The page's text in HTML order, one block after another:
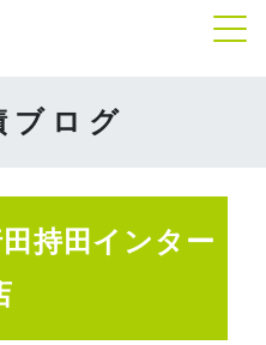
ブログ
持田インター